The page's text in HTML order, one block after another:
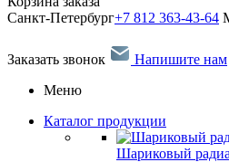
Санкт-Петербург+7 812 363-43-64
Заказать звонок
Напишите нам
Меню
Каталог продукции
Шариковый